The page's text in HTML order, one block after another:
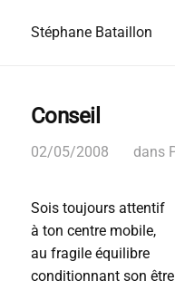
Stéphane Bataillon
Conseil
02/05/2008 dans
Sois toujours attentif
à ton centre mobile,
au fragile équilibre
conditionnant son